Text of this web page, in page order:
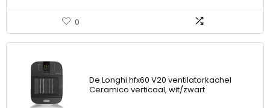
0
De Longhi hfx60 V20 ventilatorkachel
Ceramico verticaal, wit/zwart